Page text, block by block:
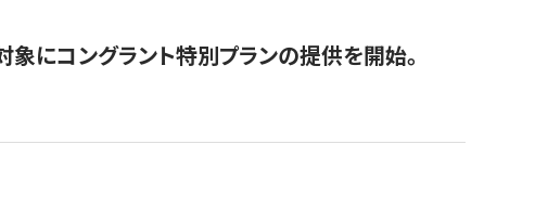
にコングラント特別プランの提供を開始。